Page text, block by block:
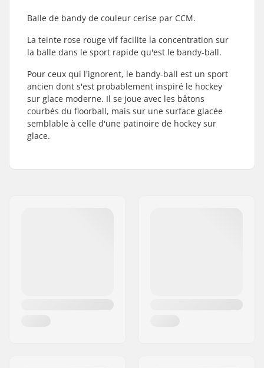
Balle de bandy de couleur cerise par CCM.
La teinte rose rouge vif facilite la concentration sur
la balle dans le sport rapide qu'est le bandy-ball.
Pour ceux qui l'ignorent, le bandy-ball est un sport
ancien dont s'est probablement inspiré le hockey
sur glace moderne. Il se joue avec les bâtons
courbés du floorball, mais sur une surface glacée
semblable à celle d'une patinoire de hockey sur
glace.